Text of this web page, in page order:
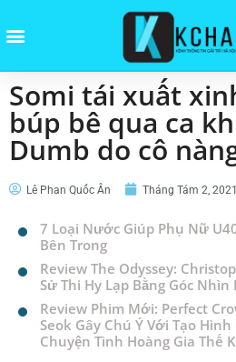
Somi tái xuất
búp bê qua ca
Dumb do cô
Lê Phan Quốc Ân Tháng Tám 2, 2021
7 Loại Nước Giúp Phụ Nữ
Bên Trong
Review The Odyssey:
Sử Thi Hy Lạp Bằng Góc Nhìn
Review Phim Mới: Perfect
Seok Gây Chú Ý Với Tạo
Chuyện Tình Hoàng Gia Thế